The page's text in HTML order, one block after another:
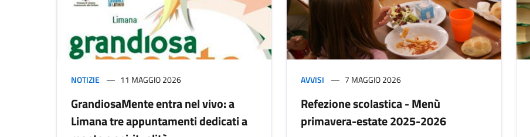
NOTIZIE 11 MAGGIO 2026
GrandiosaMente entra nel vivo: a
Limana tre appuntamenti dedicati a
AVVISI 7 MAGGIO 2026
Refezione scolastica - Menù
primavera-estate 2025-2026